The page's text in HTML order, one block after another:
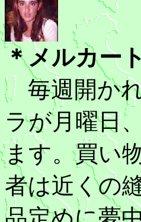
＊メルカー
毎週開かれ
ラが月曜日
ます。買い
者は近くの